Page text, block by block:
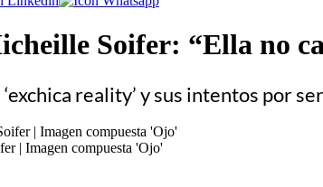
Soifer: “Ella no
‘exchica reality’ y sus intentos por
| Imagen compuesta 'Ojo'